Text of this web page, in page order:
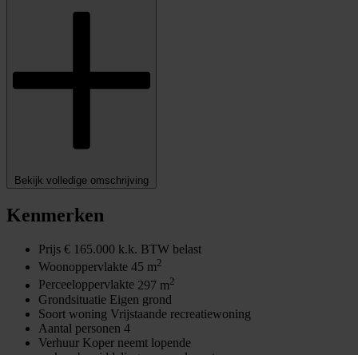
Bekijk volledige omschrijving
Kenmerken
Prijs € 165.000 k.k. BTW belast
Woonoppervlakte 45 m2
Perceeloppervlakte 297 m2
Grondsituatie Eigen grond
Soort woning Vrijstaande recreatiewoning
Aantal personen 4
Verhuur Koper neemt lopende